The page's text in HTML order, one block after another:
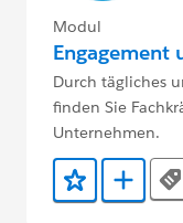
Modul
Engagement
Durch tägliches
finden Sie
Unternehmen.
Zu Favoriten
Zu